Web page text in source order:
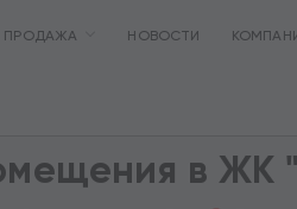
ПРОДАЖА НОВОСТИ
в ЖК